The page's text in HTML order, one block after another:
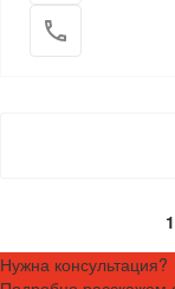
1
Нужна консультация?